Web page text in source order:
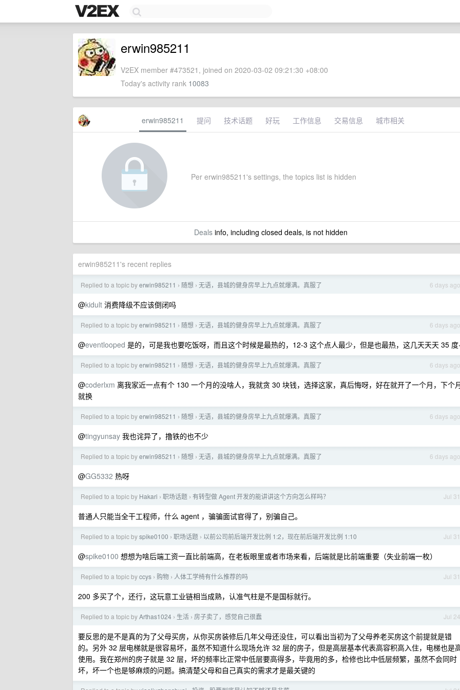
erwin985211
V2EX member #473521, joined on 2020-03-02 09:21:30 +08:00
Today's activity rank 10083
erwin985211 提问 技术话题 好玩 工作信息 交易信息 城市相关
Per erwin985211's settings, the topics list is hidden
Dealsinfo, including closed deals, is not hidden
erwin985211's recent replies
6 days ago
Replied to a topic byerwin985211 › 随想 › 无语，县城的健身房早上九点就爆满。真服了
@kidult 消费降级不应该倒闭吗
6 days ago
Replied to a topic byerwin985211 › 随想 › 无语，县城的健身房早上九点就爆满。真服了
@eventlooped 是的，可是我也要吃饭呀，而且这个时候是最热的，12-3 这个点人最少，但是也最热，这几天天天 35
6 days ago
Replied to a topic byerwin985211 › 随想 › 无语，县城的健身房早上九点就爆满。真服了
@coderlxm 离我家近一点有个 130 一个月的没啥人，我就贪 30 块钱，选择这家，真后悔呀，好在就开了一个月，下个
就换
6 days ago
Replied to a topic byerwin985211 › 随想 › 无语，县城的健身房早上九点就爆满。真服了
@tingyunsay 我也诧异了，撸铁的也不少
6 days ago
Replied to a topic byerwin985211 › 随想 › 无语，县城的健身房早上九点就爆满。真服了
@GG5332 热呀
Jul 31
Replied to a topic by Hakari › 职场话题 › 有转型做 Agent 开发的能讲讲这个方向怎么样吗？
普通人只能当全干工程师，什么 agent ，骗骗面试官得了，别骗自己。
Jul 31
Replied to a topic byspike0100 › 职场话题 › 以前公司前后端开发比例 1:2，现在前后端开发比例 1:10
@spike0100 想想为啥后端工资一直比前端高，在老板眼里或者市场来看，后端就是比前端重要（失业前端一枚）
Jul 31
Replied to a topic byccys › 购物 › 人体工学椅有什么推荐的吗
200 多买了个，还行，这玩意工业链相当成熟，认准气柱是不是国标就行。
Jul 24
Replied to a topic byArthas1024 › 生活 › 房子卖了，感觉自己很蠢
要反思的是不是真的为了父母买房，从你买房装修后几年父母还没住，可以看出当初为了父母养老买房这个前提就是错
的。另外 32 层电梯就是很容易坏，虽然不知道什么现场允许 32 层的房子，但是高层基本代表高容积高入住，电梯也是
使用。我在郑州的房子就是 32 层，坏的频率比正常中低层要高得多，毕竟用的多，检修也比中低层频繁，虽然不会同时
坏，坏一个也是够麻烦的问题。搞清楚父母和自己真实的需求才是最关键的